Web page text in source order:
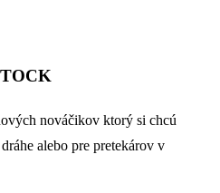
nováčikov ktorý si chcú
alebo pre pretekárov v